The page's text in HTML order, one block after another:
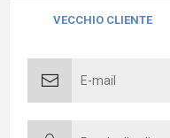
VECCHIO CLIENTE